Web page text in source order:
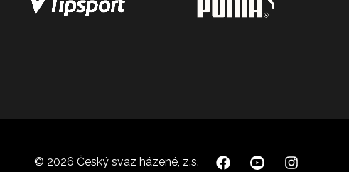
© 2026 Český svaz házené, z.s.